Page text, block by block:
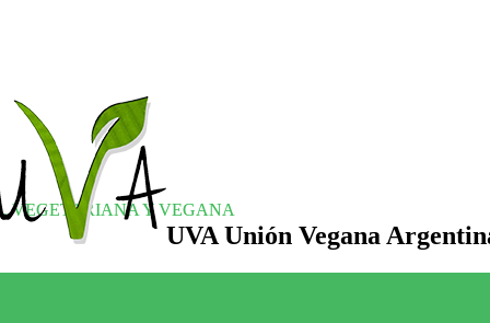
VEGETARIANA Y VEGANA
UVA Unión Vegana